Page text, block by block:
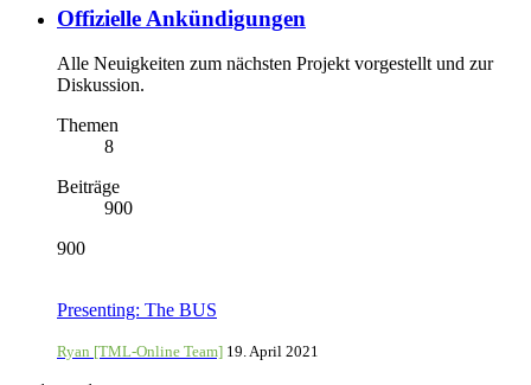
Offizielle Ankündigungen
Alle Neuigkeiten zum nächsten Projekt vorgestellt und zur
Diskussion.
Themen
8
Beiträge
900
900
Presenting: The BUS
Ryan [TML-Online Team] 19. April 2021